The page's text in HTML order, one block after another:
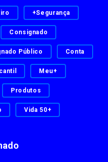
+Segurança
Consignado
Público Conta
Meu+
Produtos
Vida 50+